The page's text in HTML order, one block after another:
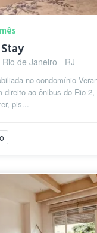
de Janeiro - RJ
no condomínio
direito ao ônibus do Rio
pis...